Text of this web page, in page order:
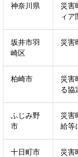
神奈川県
災害
ィ
坂井市羽
崎区
災害
柏崎市
災害
る協
ふじみ野
市
災害
給等
十日町市 災害